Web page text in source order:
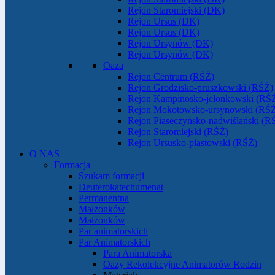
Rejon Staromiejski (DK)
Rejon Ursus (DK)
Rejon Ursus (DK)
Rejon Ursynów (DK)
Rejon Ursynów (DK)
Oaza
Rejon Centrum (RŚŻ)
Rejon Grodzisko-pruszkowski (RŚŻ)
Rejon Kampinosko-jelonkowski
Rejon Mokotowsko-ursynowski
Rejon Piaseczyńsko-nadwiślański
Rejon Staromiejski (RŚŻ)
Rejon Ursusko-piastowski (RŚŻ)
O NAS
Formacja
Szukam formacji
Deuterokatechumenat
Permanentna
Małżonków
Małżonków
Par animatorskich
Par Animatorskich
Para Animatorska
Oazy Rekolekcyjne Animatorów Rodzin